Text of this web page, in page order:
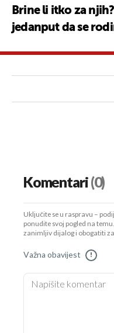
Brine li itko za
jedanput da se
Komentari(0)
Uključite se u raspravu –
ponudite svoj pogled na
zanimljiv dijalog i obogatiti
Važna obavijest !